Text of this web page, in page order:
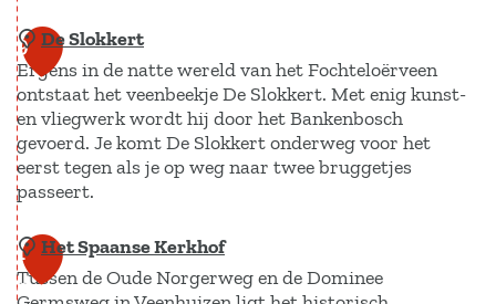
n
r
i
c
h
t
i
n
g
e
B
r
a
n
d
w
e
e
z
e
n
h
u
i
s
'
h
e
D
e
T
u
i
n
e
n
v
9 De Slokkert
Ergens in de natte wereld van het Fochteloërveen
ontstaat het veenbeekje De Slokkert. Met enig kunst-
en vliegwerk wordt hij door het Bankenbosch
gevoerd. Je komt De Slokkert onderweg voor het
eerst tegen als je op weg naar twee bruggetjes
passeert.
D
e
1
0
Het Spaanse Kerkhof
Tussen de Oude Norgerweg en de Dominee